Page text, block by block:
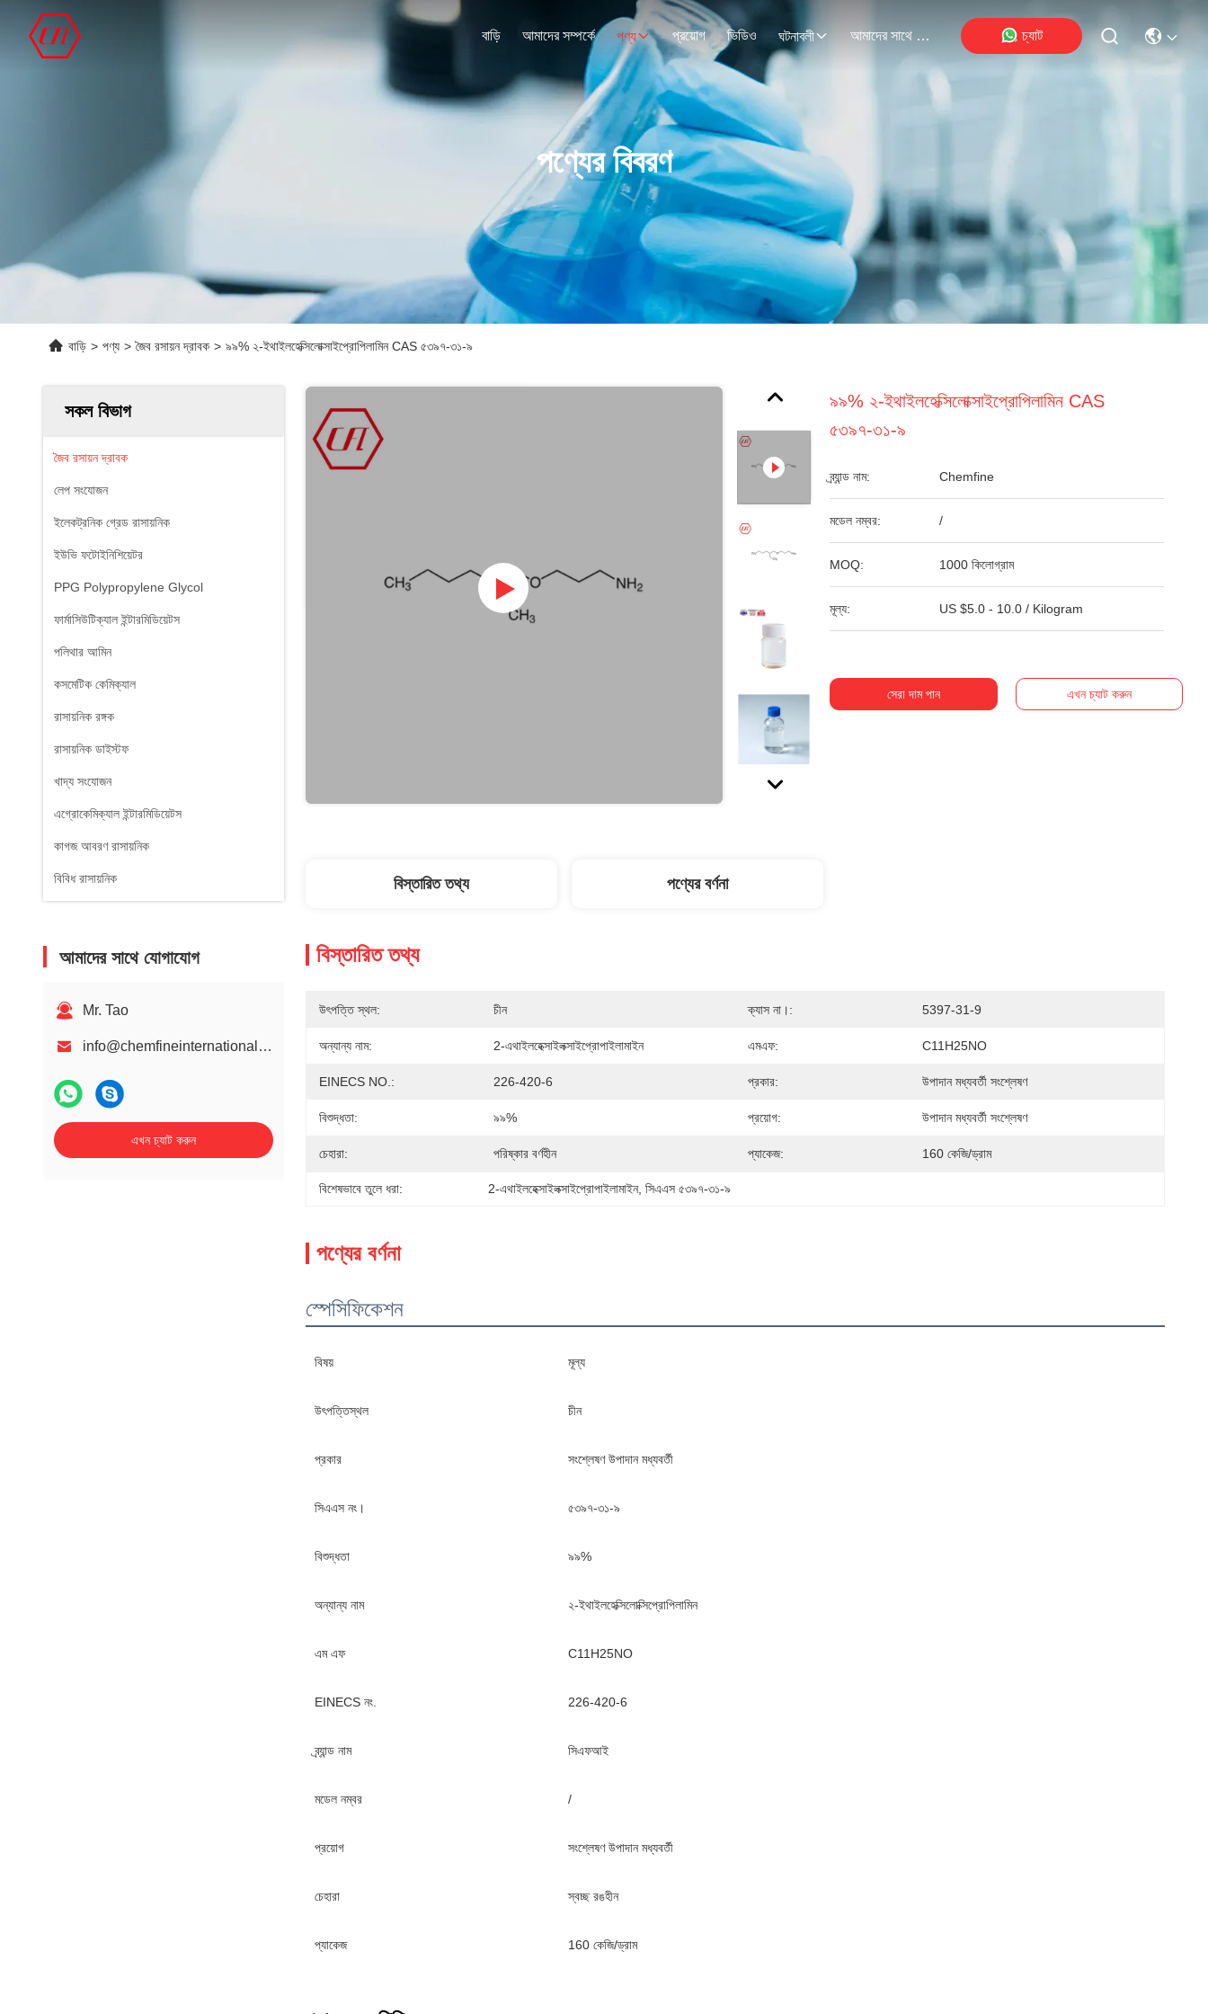
বাড়ি আমাদের সম্পর্কে পণ্য প্রয়োগ ভিডিও ঘটনাবলী আমাদের সাথে যোগাযোগ চ্যাট
পণ্যের বিবরণ
বাড়ি > পণ্য > জৈব রসায়ন দ্রাবক > ৯৯% ২-ইথাইলহেক্সিলোক্সাইপ্রোপিলামিন CAS ৫৩৯৭-৩১-৯
সকল বিভাগ
জৈব রসায়ন দ্রাবক
লেপ সংযোজন
ইলেকট্রনিক গ্রেড রাসায়নিক
ইউভি ফটোইনিশিয়েটর
PPG Polypropylene Glycol
ফার্মাসিউটিক্যাল ইন্টারমিডিয়েটস
পলিথার আমিন
কসমেটিক কেমিক্যাল
রাসায়নিক রঙ্গক
রাসায়নিক ডাইস্টফ
খাদ্য সংযোজন
এগ্রোকেমিক্যাল ইন্টারমিডিয়েটস
কাগজ আবরণ রাসায়নিক
বিবিধ রাসায়নিক
আমাদের সাথে যোগাযোগ
Mr. Tao
info@chemfineinternational.com
এখন চ্যাট করুন
৯৯% ২-ইথাইলহেক্সিলোক্সাইপ্রোপিলামিন CAS
৫৩৯৭-৩১-৯
ব্র্যান্ড নাম: Chemfine
মডেল নম্বর: /
MOQ: 1000 কিলোগ্রাম
মূল্য: US $5.0 - 10.0 / Kilogram
সেরা দাম পান এখন চ্যাট করুন
বিস্তারিত তথ্য পণ্যের বর্ণনা
বিস্তারিত তথ্য
উৎপত্তি স্থল: চীন ক্যাস না।: 5397-31-9
অন্যান্য নাম: 2-এথাইলহেক্সাইলক্সাইপ্রোপাইলামাইন এমএফ: C11H25NO
EINECS NO.: 226-420-6 প্রকার: উপাদান মধ্যবর্তী সংশ্লেষণ
বিশুদ্ধতা: ৯৯% প্রয়োগ: উপাদান মধ্যবর্তী সংশ্লেষণ
চেহারা: পরিষ্কার বর্ণহীন প্যাকেজ: 160 কেজি/ড্রাম
বিশেষভাবে তুলে ধরা: 2-এথাইলহেক্সাইলক্সাইপ্রোপাইলামাইন, সিএএস ৫৩৯৭-৩১-৯
পণ্যের বর্ণনা
স্পেসিফিকেশন
বিষয় মূল্য
উৎপত্তিস্থল চীন
প্রকার সংশ্লেষণ উপাদান মধ্যবর্তী
সিএএস নং। ৫৩৯৭-৩১-৯
বিশুদ্ধতা ৯৯%
অন্যান্য নাম ২-ইথাইলহেক্সিলোক্সিপ্রোপিলামিন
এম এফ C11H25NO
EINECS নং. 226-420-6
ব্র্যান্ড নাম সিএফআই
মডেল নম্বর /
প্রয়োগ সংশ্লেষণ উপাদান মধ্যবর্তী
চেহারা স্বচ্ছ রঙহীন
প্যাকেজ 160 কেজি/ড্রাম